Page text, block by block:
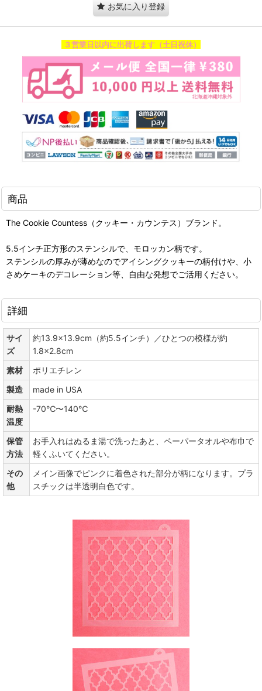
お気に入り登録
３営業日以内に出荷します（土日祝休）
商品
The Cookie Countess（クッキー・カウンテス）ブランド。
5.5インチ正方形のステンシルで、モロッカン柄です。
ステンシルの厚みが薄めなのでアイシングクッキーの柄付けや、小
さめケーキのデコレーション等、自由な発想でご活用ください。
詳細
サイ
ズ
約13.9×13.9cm（約5.5インチ）／ひとつの模様が約
1.8×2.8cm
素材
ポリエチレン
製造
made in USA
耐熱
温度
-70℃〜140℃
保管
方法
お手入れはぬるま湯で洗ったあと、ペーパータオルや布巾で
軽くふいてください。
その
他
メイン画像でピンクに着色された部分が柄になります。プラ
スチックは半透明白色です。